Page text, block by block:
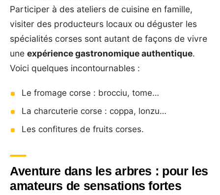
Participer à des ateliers de cuisine en famille,
visiter des producteurs locaux ou déguster les
spécialités corses sont autant de façons de vivre
une expérience gastronomique authentique.
Voici quelques incontournables :
Le fromage corse : brocciu, tome…
La charcuterie corse : coppa, lonzu…
Les confitures de fruits corses.
Aventure dans les arbres : pour les
amateurs de sensations fortes